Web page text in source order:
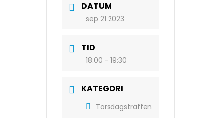
DATUM
sep 21 2023
TID
18:00 - 19:30
KATEGORI
Torsdagsträffen